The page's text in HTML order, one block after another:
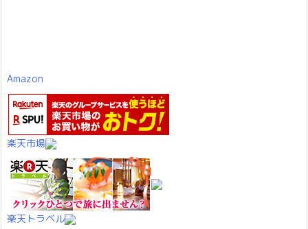
Amazon
楽天市場
楽天トラベル